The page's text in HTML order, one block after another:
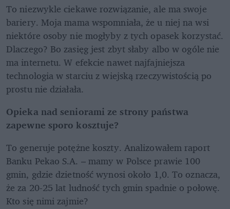
To niezwykle ciekawe rozwiązanie, ale ma swoje
bariery. Moja mama wspomniała, że u niej na wsi
niektóre osoby nie mogłyby z tych opasek korzystać.
Dlaczego? Bo zasięg jest zbyt słaby albo w ogóle nie
ma internetu. W efekcie nawet najfajniejsza
technologia w starciu z wiejską rzeczywistością po
prostu nie działała.
Opieka nad seniorami ze strony państwa
zapewne sporo kosztuje?
To generuje potężne koszty. Analizowałem raport
Banku Pekao S.A. – mamy w Polsce prawie 100
gmin, gdzie dzietność wynosi około 1,0. To oznacza,
że za 20-25 lat ludność tych gmin spadnie o połowę.
Kto się nimi zajmie?